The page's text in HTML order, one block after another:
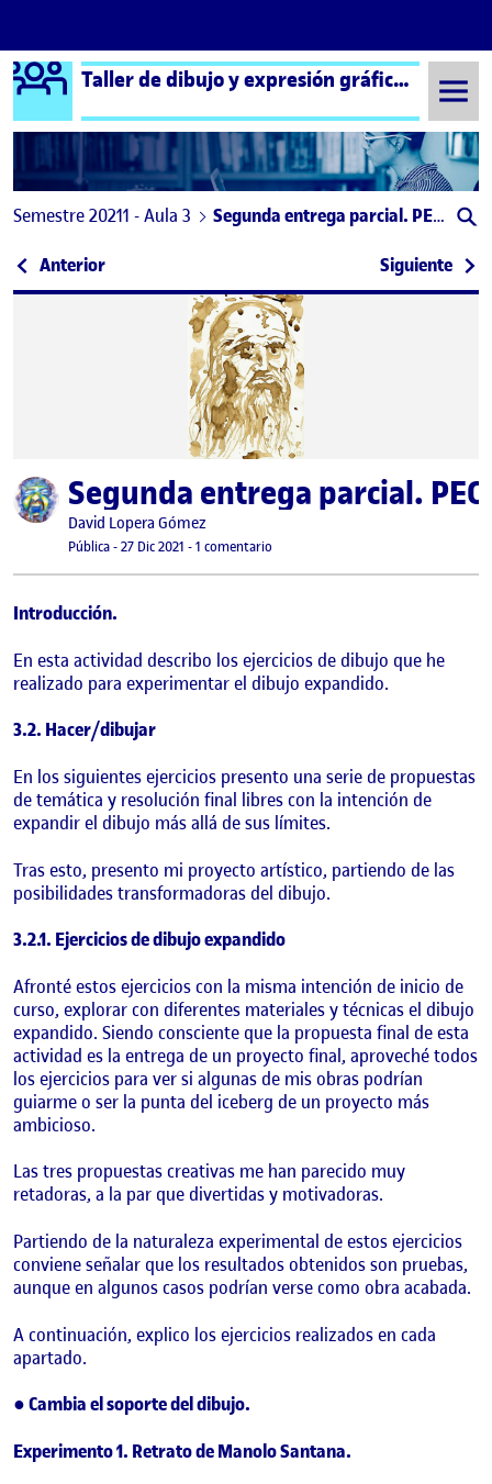
Saltar al contenido
Logo Ágora Taller de dibujo y expresión gráfica aula 3
Semestre 20211 - Aula 3 Segunda entrega parcial. PEC 3. El dibujo expandido.
Navegación de entradas
Anterior: PEC3: Ejercicios de dibujo expandidoSiguiente:
Publicado porSegunda entrega parcial.
Publicado por
David Lopera Gómez
Visibilidad:
Pública-Fecha de publicación
27 Dic 2021 27 diciembre, 2021 11:10 pm
-1 comentario
Introducción.
En esta actividad describo los ejercicios de dibujo que he
realizado para experimentar el dibujo expandido.
3.2. Hacer/dibujar
En los siguientes ejercicios presento una serie de propuestas
de temática y resolución final libres con la intención de
expandir el dibujo más allá de sus límites.
Tras esto, presento mi proyecto artístico, partiendo de las
posibilidades transformadoras del dibujo.
3.2.1. Ejercicios de dibujo expandido
Afronté estos ejercicios con la misma intención de inicio de
curso, explorar con diferentes materiales y técnicas el dibujo
expandido. Siendo consciente que la propuesta final de esta
actividad es la entrega de un proyecto final, aproveché todos
los ejercicios para ver si algunas de mis obras podrían
guiarme o ser la punta del iceberg de un proyecto más
ambicioso.
Las tres propuestas creativas me han parecido muy
retadoras, a la par que divertidas y motivadoras.
Partiendo de la naturaleza experimental de estos ejercicios
conviene señalar que los resultados obtenidos son pruebas,
aunque en algunos casos podrían verse como obra acabada.
A continuación, explico los ejercicios realizados en cada
apartado.
● Cambia el soporte del dibujo.
Experimento 1. Retrato de Manolo Santana.